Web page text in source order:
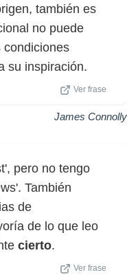
también es
no puede
condiciones
su inspiración.
Ver frase
James Connolly
pero no tengo
También
de
de lo que leo
cierto.
Ver frase